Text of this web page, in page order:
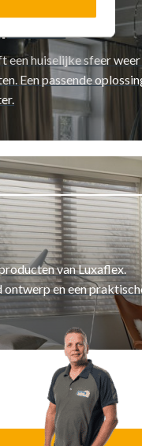
een huiselijke sfeer weer
Een passende
van Luxaflex.
en een